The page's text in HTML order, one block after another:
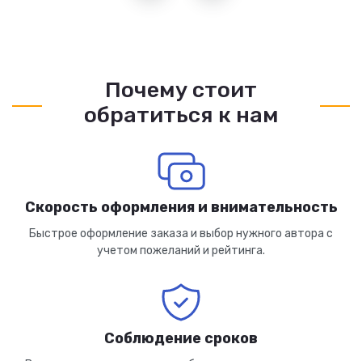
Почему стоит
обратиться к нам
Скорость оформления и внимательность
Быстрое оформление заказа и выбор нужного автора с
учетом пожеланий и рейтинга.
Соблюдение сроков